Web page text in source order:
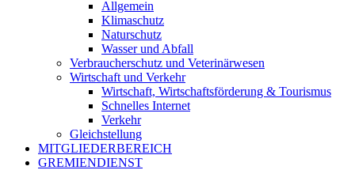
Allgemein
Klimaschutz
Naturschutz
Wasser und Abfall
Verbraucherschutz und Veterinärwesen
Wirtschaft und Verkehr
Wirtschaft, Wirtschaftsförderung & Tourismus
Schnelles Internet
Verkehr
Gleichstellung
MITGLIEDERBEREICH
GREMIENDIENST